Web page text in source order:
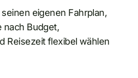
eigenen Fahrplan,
nach Budget,
Reisezeit flexibel wählen